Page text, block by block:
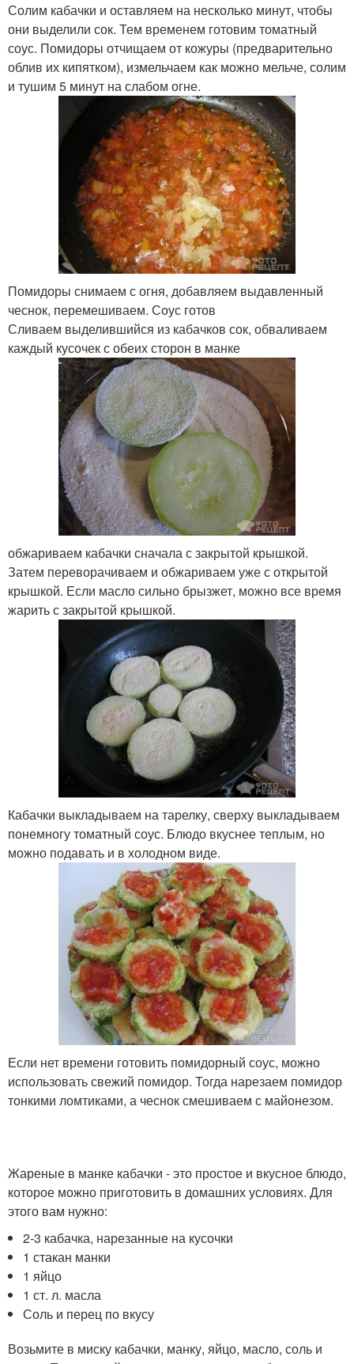
Солим кабачки и оставляем на несколько минут, чтобы
они выделили сок. Тем временем готовим томатный
соус. Помидоры отчищаем от кожуры (предварительно
облив их кипятком), измельчаем как можно мельче, солим
и тушим 5 минут на слабом огне.
Помидоры снимаем с огня, добавляем выдавленный
чеснок, перемешиваем. Соус готов
Сливаем выделившийся из кабачков сок, обваливаем
каждый кусочек с обеих сторон в манке
обжариваем кабачки сначала с закрытой крышкой.
Затем переворачиваем и обжариваем уже с открытой
крышкой. Если масло сильно брызжет, можно все время
жарить с закрытой крышкой.
Кабачки выкладываем на тарелку, сверху выкладываем
понемногу томатный соус. Блюдо вкуснее теплым, но
можно подавать и в холодном виде.
Если нет времени готовить помидорный соус, можно
использовать свежий помидор. Тогда нарезаем помидор
тонкими ломтиками, а чеснок смешиваем с майонезом.
Жареные в манке кабачки - это простое и вкусное блюдо,
которое можно приготовить в домашних условиях. Для
этого вам нужно:
2-3 кабачка, нарезанные на кусочки
1 стакан манки
1 яйцо
1 ст. л. масла
Соль и перец по вкусу
Возьмите в миску кабачки, манку, яйцо, масло, соль и